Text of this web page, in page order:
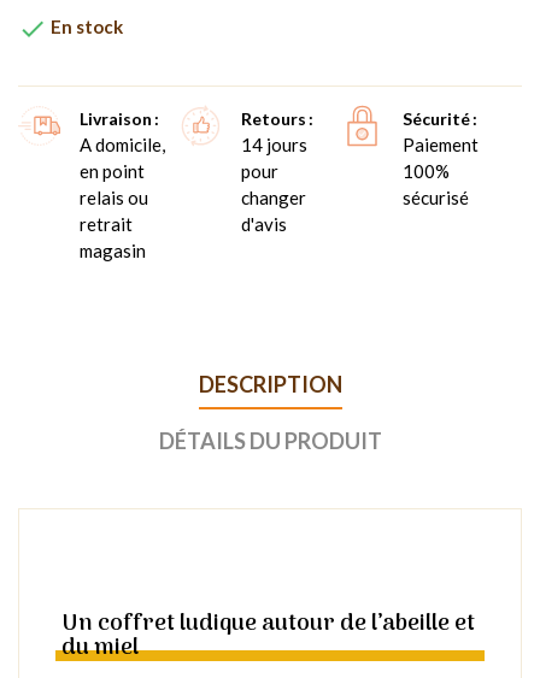
 En stock
Livraison
A domicile,
en point
relais ou
retrait
magasin
Retours
14 jours
pour
changer
d'avis
Sécurité
Paiement
100%
sécurisé
DESCRIPTION
DÉTAILS DU PRODUIT
Un coffret ludique autour de l’abeille et
du miel